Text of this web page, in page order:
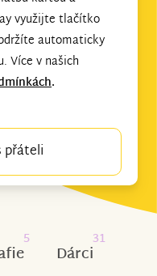
využijte tlačítko
automaticky
Více v našich
.
přáteli
5
Dárci
31